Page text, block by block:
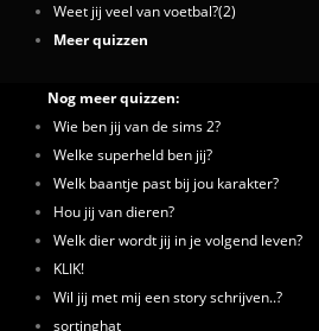
Weet jij veel van voetbal?(2)
Meer quizzen
Nog meer quizzen:
Wie ben jij van de sims 2?
Welke superheld ben jij?
Welk baantje past bij jou karakter?
Hou jij van dieren?
Welk dier wordt jij in je volgend leven?
KLIK!
Wil jij met mij een story schrijven..?
sortinghat